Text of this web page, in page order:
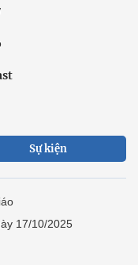
Sự kiện
17/10/2025